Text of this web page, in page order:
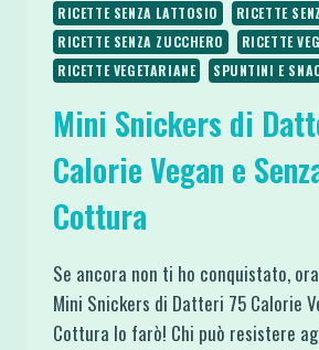
RICETTE SENZA LATTOSIO
RICETTE
RICETTE SENZA ZUCCHERO
RICETTE
RICETTE VEGETARIANE
SPUNTINI E
Mini Snickers di
Calorie Vegan e
Cottura
Se ancora non ti ho conquistato,
Mini Snickers di Datteri 75 Calorie
Cottura lo farò! Chi può resistere